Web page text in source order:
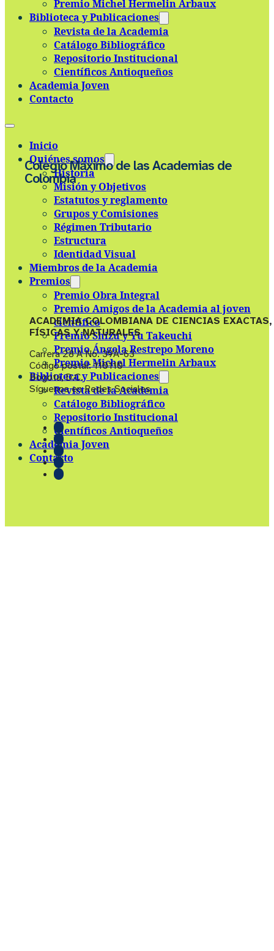
Skip to main contentSkip to footer
Premio Michel Hermelin Arbaux
Biblioteca y Publicaciones
Revista de la Academia
Catálogo Bibliográfico
Repositorio Institucional
Científicos Antioqueños
Academia Joven
Contacto
Inicio
Quiénes somos
Historia
Misión y Objetivos
Estatutos y reglamento
Grupos y Comisiones
Régimen Tributario
Estructura
Identidad Visual
Miembros de la Academia
Premios
Premio Obra Integral
Premio Amigos de la Academia al joven
científico
Premio Shizu y Yu Takeuchi
Premio Ángela Restrepo Moreno
Premio Michel Hermelin Arbaux
Biblioteca y Publicaciones
Revista de la Academia
Catálogo Bibliográfico
Repositorio Institucional
Científicos Antioqueños
Academia Joven
Contacto
Colegio Máximo de las Academias de
Colombia
ACADEMIA COLOMBIANA DE CIENCIAS EXACTAS,
FÍSICAS Y NATURALES
Carrera 28 A No. 39A-63
Código postal: 110110
Bogotá, D.C.
Síguenos en Redes Sociales